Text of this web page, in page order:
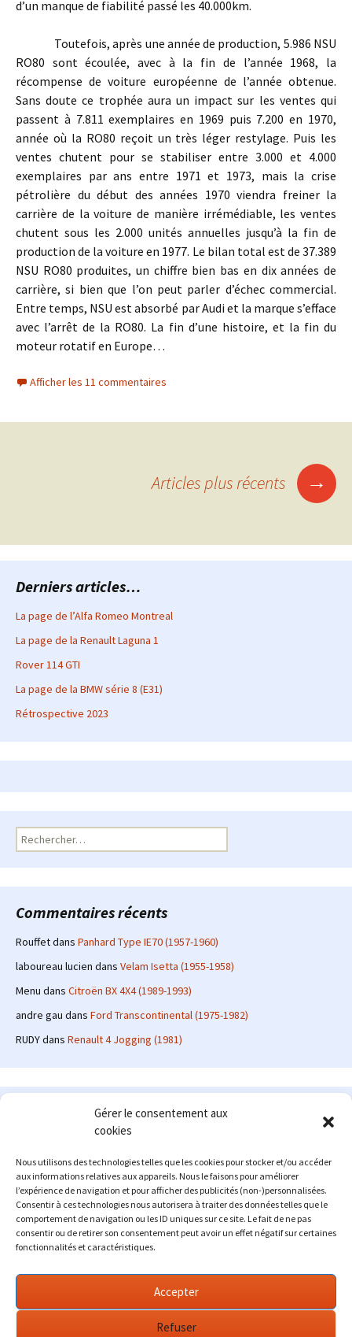
Gérer le consentement aux
cookies
Nous utilisons des technologies telles que les cookies pour stocker et/ou accéder
aux informations relatives aux appareils. Nous le faisons pour améliorer
l’expérience de navigation et pour afficher des publicités (non-)personnalisées.
Consentir à ces technologies nous autorisera à traiter des données telles que le
comportement de navigation ou les ID uniques sur ce site. Le fait de ne pas
consentir ou de retirer son consentement peut avoir un effet négatif sur certaines
fonctionnalités et caractéristiques.
Accepter
Refuser
d’un manque de fiabilité passé les 40.000km.
Toutefois, après une année de production, 5.986 NSU
RO80 sont écoulée, avec à la fin de l’année 1968, la
récompense de voiture européenne de l’année obtenue.
Sans doute ce trophée aura un impact sur les ventes qui
passent à 7.811 exemplaires en 1969 puis 7.200 en 1970,
année où la RO80 reçoit un très léger restylage. Puis les
ventes chutent pour se stabiliser entre 3.000 et 4.000
exemplaires par ans entre 1971 et 1973, mais la crise
pétrolière du début des années 1970 viendra freiner la
carrière de la voiture de manière irrémédiable, les ventes
chutent sous les 2.000 unités annuelles jusqu’à la fin de
production de la voiture en 1977. Le bilan total est de 37.389
NSU RO80 produites, un chiffre bien bas en dix années de
carrière, si bien que l’on peut parler d’échec commercial.
Entre temps, NSU est absorbé par Audi et la marque s’efface
avec l’arrêt de la RO80. La fin d’une histoire, et la fin du
moteur rotatif en Europe…
Afficher les 11 commentaires
Navigation
articles
Articles plus récents →
Derniers articles…
La page de l’Alfa Romeo Montreal
La page de la Renault Laguna 1
Rover 114 GTI
La page de la BMW série 8 (E31)
Rétrospective 2023
Rechercher :
Commentaires récents
Rouffetdans Panhard Type IE70 (1957-1960)
laboureau lucien dans Velam Isetta (1955-1958)
Menu dans Citroën BX 4X4 (1989-1993)
andre gau dans Ford Transcontinental (1975-1982)
RUDYdans Renault 4 Jogging (1981)
Le site en quelques mots
: passionné d'automobile ancienne depuis de
nombreuses années, j'ai commencé à partager ma passion sur
internet à partir de 2009 au travers d'un blog qui a connu un relatif
succès. Fin 2013, je décide de prendre mon autonomie et me lancer
avec mon propre site : l'Automobile Ancienne.
Me contacter : alex(at)lautomobileancienne.com